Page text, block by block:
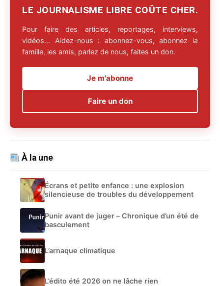
LE JOURNALISME LIBRE COÛTE CHER.
Pour faire des articles, reportages, interviews,
vidéos… Aidez-nous : abonnez-vous, abonnez la
famille, les amis, parlez de nous, faites un don.
Je m'abonne
Faire un don
À la une
Écrans et petite enfance : une explosion
silencieuse de troubles du développement
Punir avant de juger – Chronique d’un été de
basculement
L’arnaque climatique
L’édito été 2026 on ne lâche rien